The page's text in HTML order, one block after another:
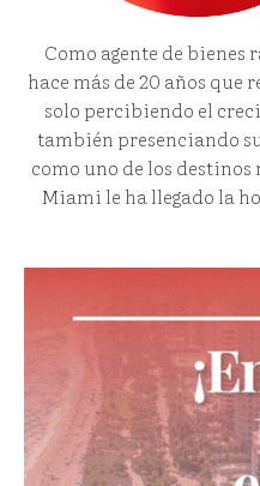
Como agente de bienes
hace más de 20 años que
solo percibiendo el
también presenciando
como uno de los
Miami le ha llegado la